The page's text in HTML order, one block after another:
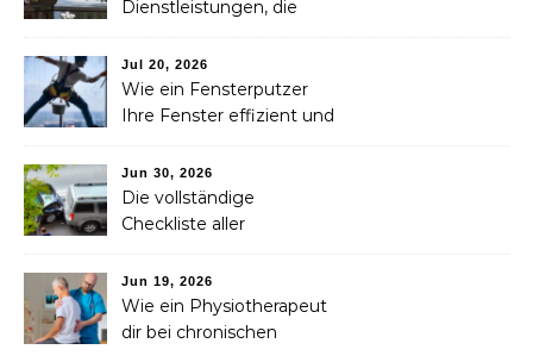
Dienstleistungen, die
Verlust eines geliebten
Menschen helfen können
Jul 20, 2026
Wie ein Fensterputzer
Ihre Fenster effizient und
Jun 30, 2026
Die vollständige
Checkliste aller
nach einem Unfall
benötigen
Jun 19, 2026
Wie ein Physiotherapeut
dir bei chronischen